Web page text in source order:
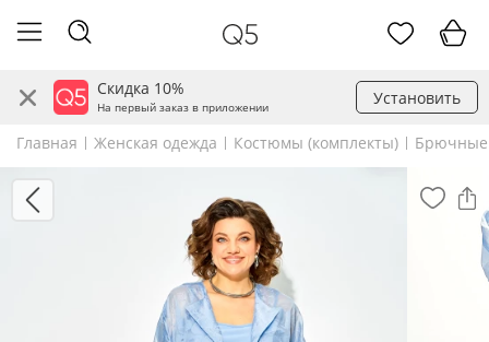
Скидка 10%
На первый заказ в приложении Установить
Главная Женская одежда Костюмы (комплекты)